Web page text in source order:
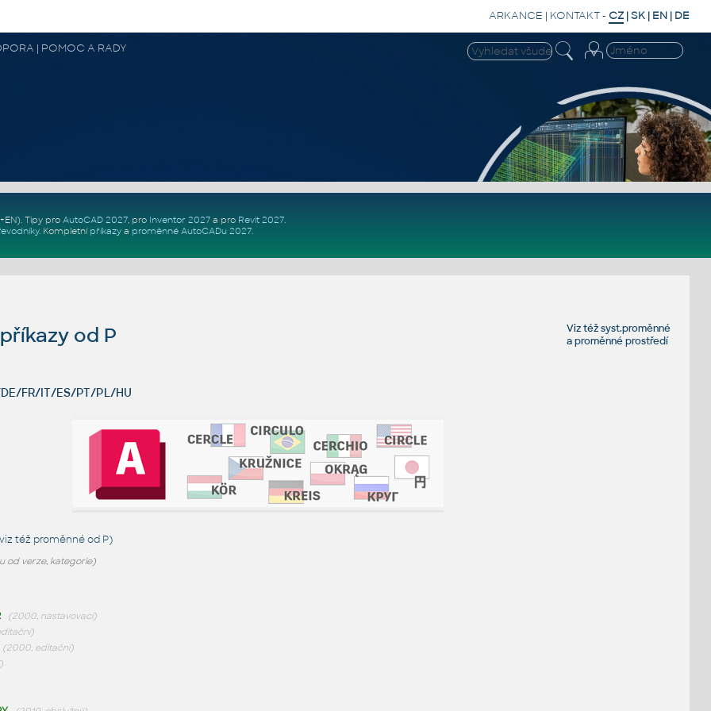
ARKANCE | KONTAKT- CZ |SK | EN | DE
| POMOC A RADY
. Tipy pro AutoCAD 2027, pro Inventor 2027a pro Revit 2027.
. Kompletní příkazya proměnné AutoCADu 2027.
Viz téžsyst.proměnné
aproměnné prostředí
od P
FR/IT/ES/PT/PL/HU
též proměnné od P)
od verze, kategorie)
(2000, nastavovací)
(2000, editační)